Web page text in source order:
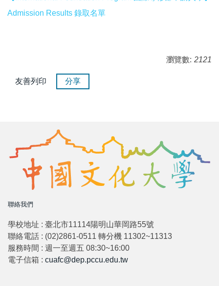
Admission Results 錄取名單
瀏覽數: 2121
友善列印 分享
聯絡我們
學校地址 : 臺北市11114陽明山華岡路55號
聯絡電話 : (02)2861-0511 轉分機 11302~11313
服務時間 : 週一至週五 08:30~16:00
電子信箱 : cuafc@dep.pccu.edu.tw